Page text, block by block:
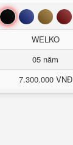
Đen Xanh Nâu Đỏ
WELKO
05 năm
7.300.000 VNĐ